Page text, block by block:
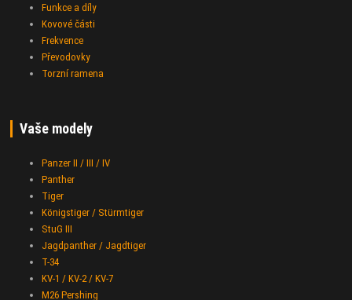
Funkce a díly
Kovové části
Frekvence
Převodovky
Torzní ramena
Vaše modely
Panzer II / III / IV
Panther
Tiger
Königstiger / Stürmtiger
StuG III
Jagdpanther / Jagdtiger
T-34
KV-1 / KV-2 / KV-7
M26 Pershing